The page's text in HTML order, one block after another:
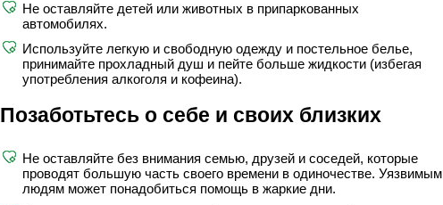
Не оставляйте детей или животных в припаркованных
автомобилях.
Используйте легкую и свободную одежду и постельное белье,
принимайте прохладный душ и пейте больше жидкости (избегая
употребления алкоголя и кофеина).
Позаботьтесь о себе и своих близких
Не оставляйте без внимания семью, друзей и соседей, которые
проводят большую часть своего времени в одиночестве. Уязвимым
людям может понадобиться помощь в жаркие дни.